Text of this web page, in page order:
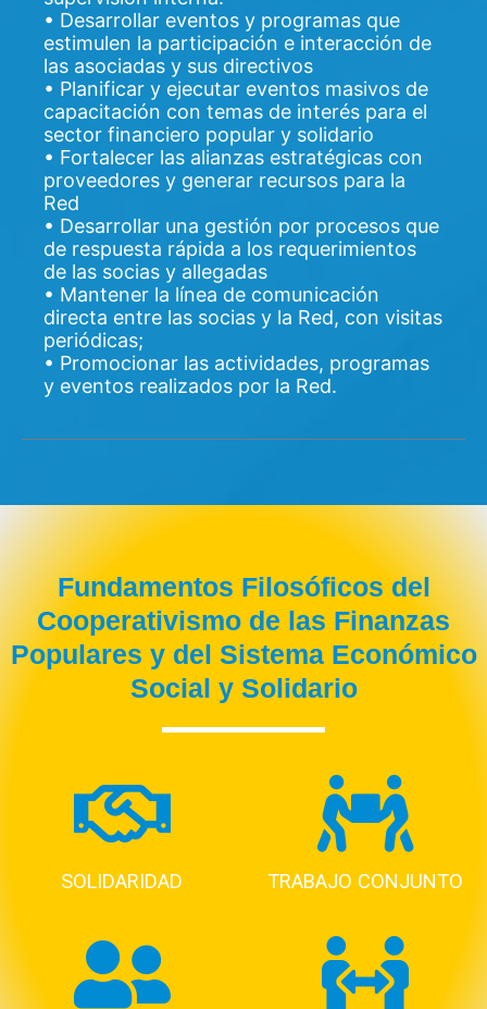
• Desarrollar eventos y programas que
estimulen la participación e interacción de
las asociadas y sus directivos
• Planificar y ejecutar eventos masivos de
capacitación con temas de interés para el
sector financiero popular y solidario
• Fortalecer las alianzas estratégicas con
proveedores y generar recursos para la
Red
• Desarrollar una gestión por procesos que
de respuesta rápida a los requerimientos
de las socias y allegadas
• Mantener la línea de comunicación
directa entre las socias y la Red, con visitas
periódicas;
• Promocionar las actividades, programas
y eventos realizados por la Red.
Fundamentos Filosóficos del
Cooperativismo de las Finanzas
Populares y del Sistema Económico
Social y Solidario
SOLIDARIDAD TRABAJO CONJUNTO